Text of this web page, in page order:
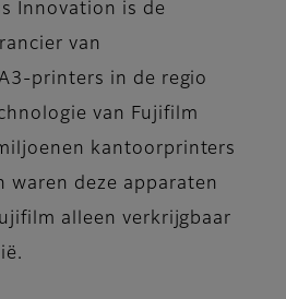
Innovation is de
van
printers in de regio
van Fujifilm
kantoorprinters
waren deze apparaten
alleen verkrijgbaar